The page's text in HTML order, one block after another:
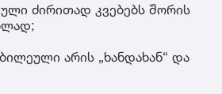
ძირითად კვებებს შორის
არის „ხანდახან“ და